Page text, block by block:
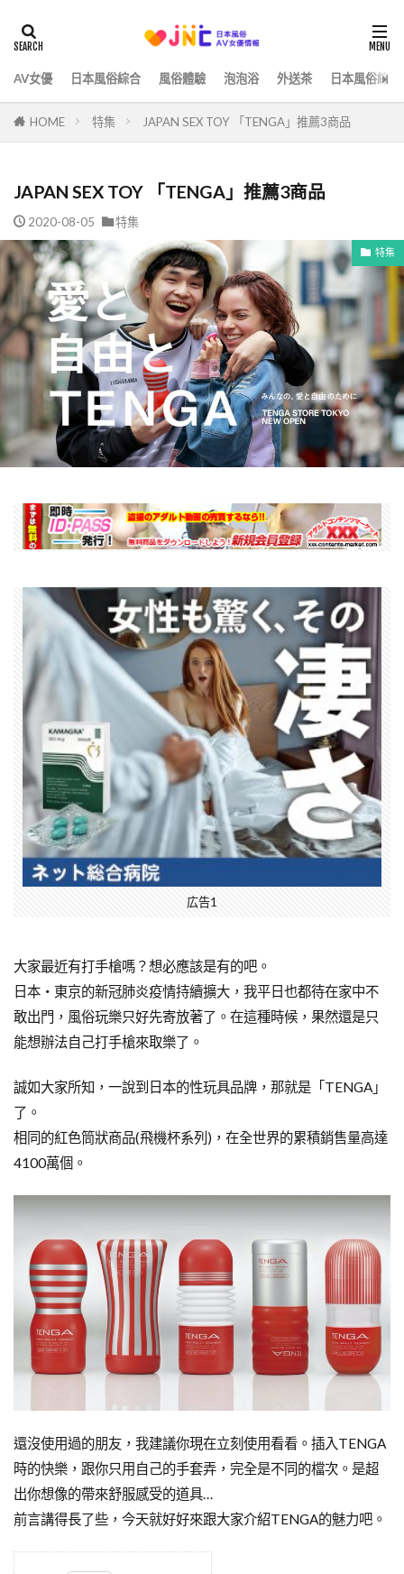
AV女優 日本風俗綜合 風俗體驗 泡泡浴 外送茶 日本風俗綜合
HOME 特集 JAPAN SEX TOY 「TENGA」推薦3商品
JAPAN SEX TOY 「TENGA」推薦3商品
2020-08-05 特集
特集
広告1
大家最近有打手槍嗎？想必應該是有的吧。
日本・東京的新冠肺炎疫情持續擴大，我平日也都待在家中不
敢出門，風俗玩樂只好先寄放著了。在這種時候，果然還是只
能想辦法自己打手槍來取樂了。
誠如大家所知，一說到日本的性玩具品牌，那就是「TENGA」
了。
相同的紅色筒狀商品(飛機杯系列)，在全世界的累積銷售量高達
4100萬個。
還沒使用過的朋友，我建議你現在立刻使用看看。插入TENGA
時的快樂，跟你只用自己的手套弄，完全是不同的檔次。是超
出你想像的帶來舒服感受的道具…
前言講得長了些，今天就好好來跟大家介紹TENGA的魅力吧。